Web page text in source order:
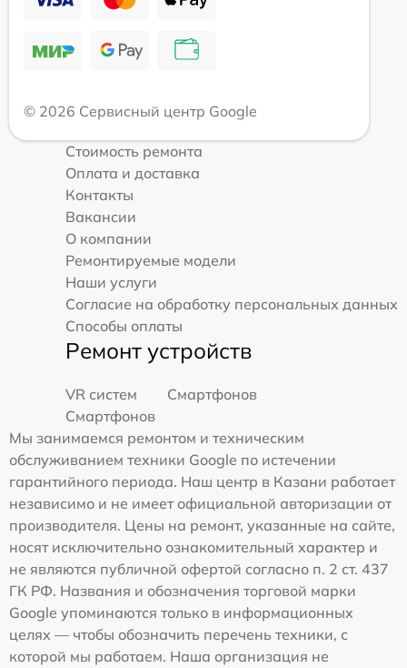
© 2026 Сервисный центр Google
Стоимость ремонта
Оплата и доставка
Контакты
Вакансии
О компании
Ремонтируемые модели
Наши услуги
Согласие на обработку персональных данных
Способы оплаты
Ремонт устройств
VR систем
Смартфонов
Смартфонов
Мы занимаемся ремонтом и техническим
обслуживанием техники Google по истечении
гарантийного периода. Наш центр в Казани работает
независимо и не имеет официальной авторизации от
производителя. Цены на ремонт, указанные на сайте,
носят исключительно ознакомительный характер и
не являются публичной офертой согласно п. 2 ст. 437
ГК РФ. Названия и обозначения торговой марки
Google упоминаются только в информационных
целях — чтобы обозначить перечень техники, с
которой мы работаем. Наша организация не